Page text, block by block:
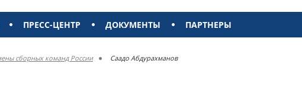
ПРЕСС-ЦЕНТР ДОКУМЕНТЫ ПАРТНЕРЫ
сборных команд России Саадо Абдурахманов